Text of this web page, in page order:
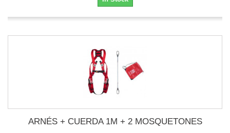
ARNÉS + CUERDA 1M + 2 MOSQUETONES